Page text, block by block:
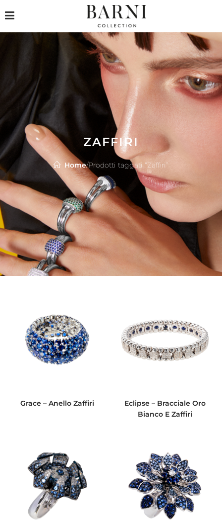
ZAFFIRI
Home/Prodotti taggati “Zaffiri”
Grace – Anello Zaffiri
Eclipse – Bracciale Oro
Bianco E Zaffiri